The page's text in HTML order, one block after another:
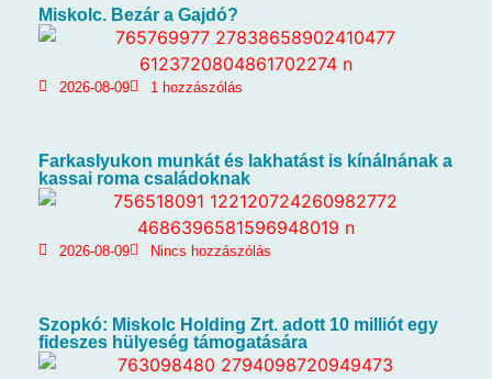
Miskolc. Bezár a Gajdó?
2026-08-09 1 hozzászólás
Farkaslyukon munkát és lakhatást is kínálnának a
kassai roma családoknak
2026-08-09 Nincs hozzászólás
Szopkó: Miskolc Holding Zrt. adott 10 milliót egy
fideszes hülyeség támogatására